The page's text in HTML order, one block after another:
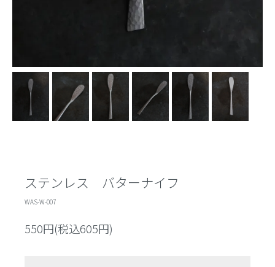
ステンレス バターナイフ
WAS-W-007
550円(税込605円)